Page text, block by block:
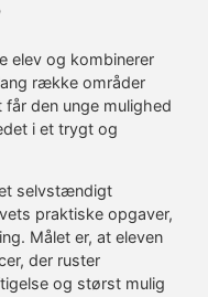
elev og kombinerer
række områder
den unge mulighed
i et trygt og
selvstændigt
praktiske opgaver,
Målet er, at eleven
der ruster
og størst mulig